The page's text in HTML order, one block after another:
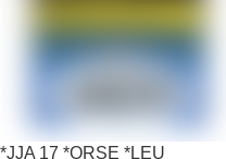
*JJA 17 *ORSE *LEU